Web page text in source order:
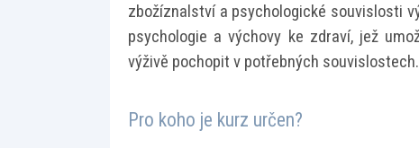
zbožíznalství a psychologické souvislosti
psychologie a výchovy ke zdraví, jež
výživě pochopit v potřebných souvislostech.
Pro koho je kurz určen?